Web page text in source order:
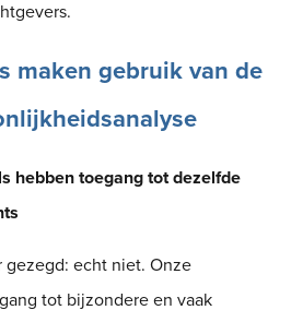
maken gebruik van de
hebben toegang tot dezelfde
gezegd: echt niet. Onze
tot bijzondere en vaak